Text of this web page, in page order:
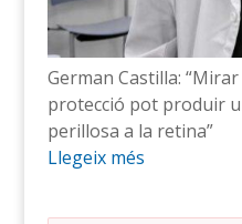
German Castilla:
protecció pot produir
perillosa a la retina”
Llegeix més